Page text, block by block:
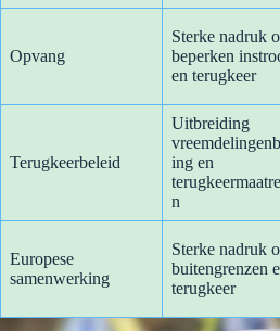
Opvang
Sterke nadruk
beperken
en terugkeer
Terugkeerbeleid
Uitbreiding
ing en
n
Europese
samenwerking
Sterke nadruk
buitengrenzen
terugkeer